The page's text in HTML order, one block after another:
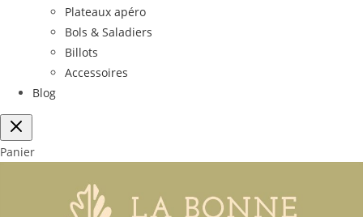
Plateaux apéro
Bols & Saladiers
Billots
Accessoires
Blog
Panier